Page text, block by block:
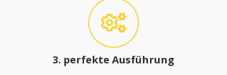
3. perfekte Ausführung